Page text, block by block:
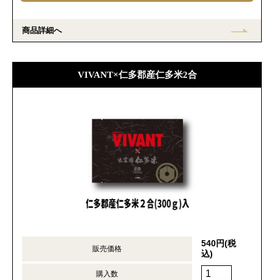
商品詳細へ
VIVANT×仁多郡産仁多米2合
販売価格
540円(税
込)
購入数